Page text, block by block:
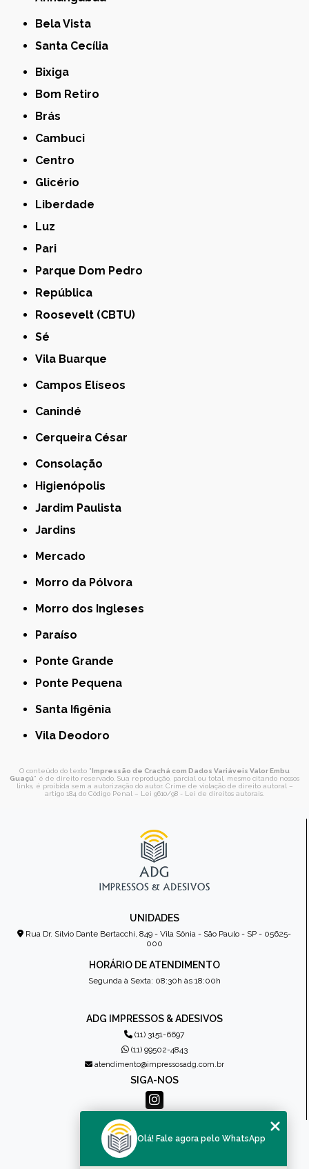
Bela Vista
Santa Cecília
Bixiga
Bom Retiro
Brás
Cambuci
Centro
Glicério
Liberdade
Luz
Pari
Parque Dom Pedro
República
Roosevelt (CBTU)
Sé
Vila Buarque
Campos Elíseos
Canindé
Cerqueira César
Consolação
Higienópolis
Jardim Paulista
Jardins
Mercado
Morro da Pólvora
Morro dos Ingleses
Paraíso
Ponte Grande
Ponte Pequena
Santa Ifigênia
Vila Deodoro
O conteúdo do texto "Impressão de Crachá com Dados Variáveis Valor Embu
Guaçú" é de direito reservado. Sua reprodução, parcial ou total, mesmo citando nossos
links, é proibida sem a autorização do autor. Crime de violação de direito autoral –
artigo 184 do Código Penal – Lei 9610/98 - Lei de direitos autorais.
UNIDADES
Rua Dr. Sílvio Dante Bertacchi, 849 - Vila Sônia - São Paulo - SP - 05625-
000
HORÁRIO DE ATENDIMENTO
Segunda à Sexta: 08:30h às 18:00h
ADG IMPRESSOS & ADESIVOS
(11) 3151-6697
(11) 99502-4843
atendimento@impressosadg.com.br
SIGA-NOS
MENU
Olá! Fale agora pelo WhatsApp